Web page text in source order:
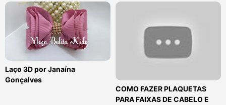
Laço 3D por Janaína
Gonçalves
COMO FAZER PLAQUETAS
PARA FAIXAS DE CABELO E